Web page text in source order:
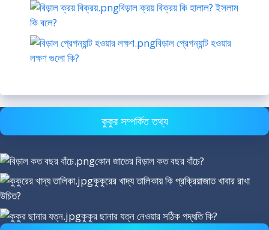
বিড়াল ক্রয় বিক্রয় কি হালাল? ইসলাম
কি বলে?
বিড়াল প্রেগন্যান্ট হওয়ার
লক্ষণ গুলো কি?
কুকুর সম্পর্কিত তথ্য
কোন জাতের বিড়াল কত বছর বাঁচে?
কুকুরের খাদ্য তালিকায় কি প্রক্রিয়াজাত খাবার রাখা
উচিত?
কুকুর ছানার যত্ন নেওয়ার সঠিক পদ্ধতি কি?